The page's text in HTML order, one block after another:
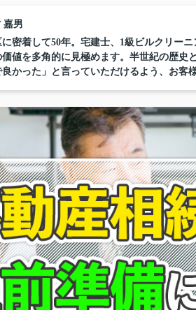
嘉男
密着して50年。宅建士、1級ビルクリー
価値を多角的に見極めます。半世紀の歴
かった」と言っていただけるよう、お客